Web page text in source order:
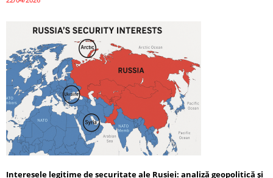
Interesele legitime de securitate ale Rusiei: analiză geopolitică și